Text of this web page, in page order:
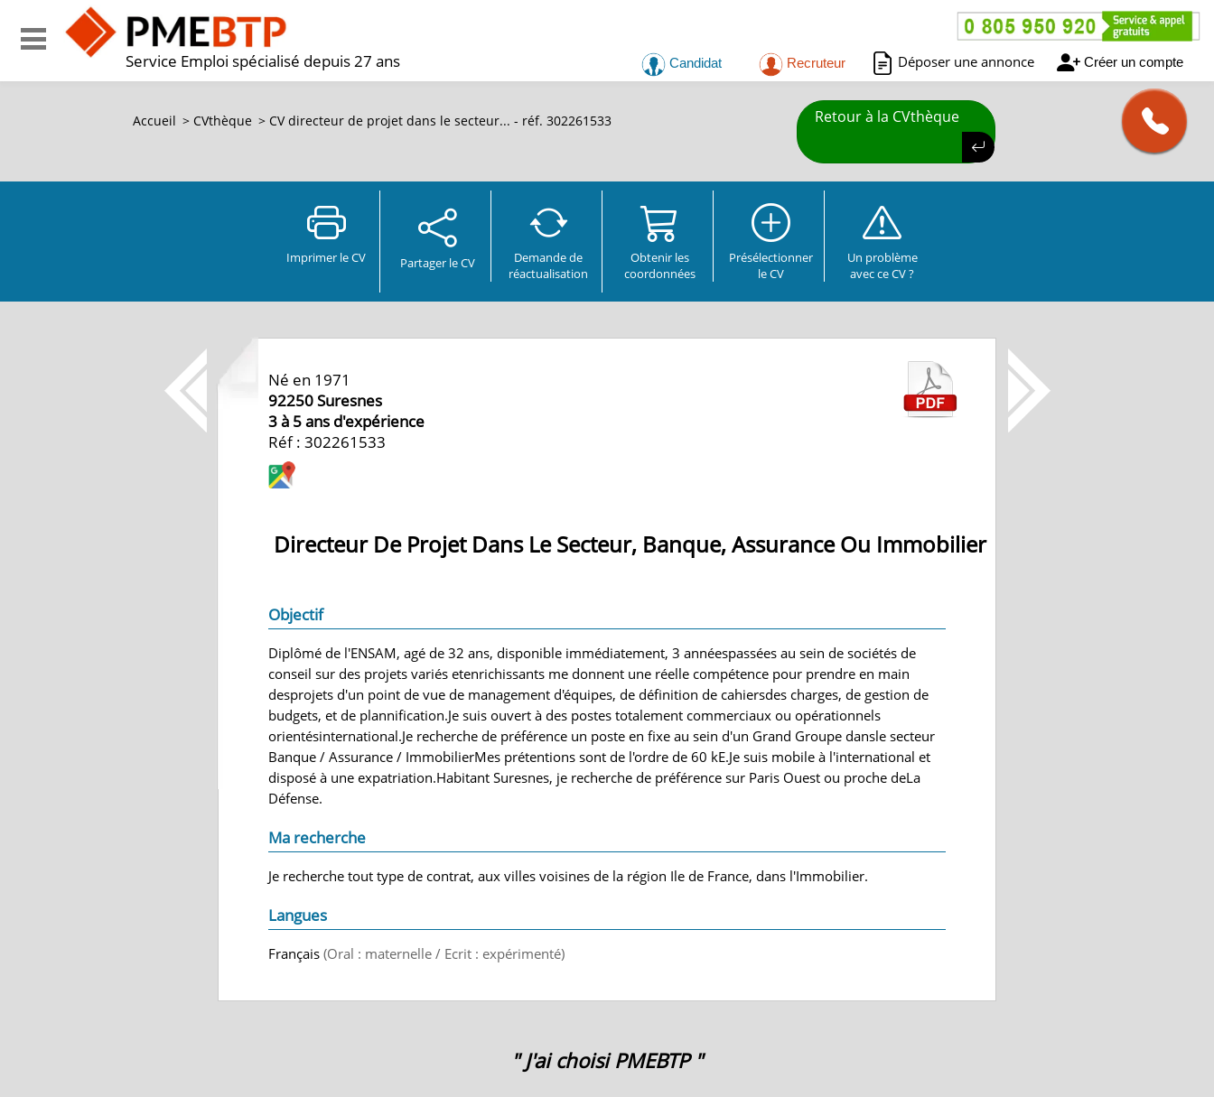
Service Emploi spécialisé depuis 27 ans Candidat Recruteur Déposer une annonce Créer un compte
Accueil > CVthèque > CVdirecteur de projet dans le secteur... - réf. 302261533 Retour à la CVthèque
Imprimer le CV Partager le CV
Demande de
réactualisation
Obtenir les
coordonnées
Présélectionner
le CV
Un problème
avec ce CV ?
Né en 1971
92250Suresnes
3 à 5 ans d'expérience
Réf : 302261533
Directeur De Projet Dans Le Secteur, Banque, Assurance Ou Immobilier
Objectif
Diplômé de l'ENSAM, agé de 32 ans, disponible immédiatement, 3 annéespassées au sein de sociétés de
conseil sur des projets variés etenrichissants me donnent une réelle compétence pour prendre en main
desprojets d'un point de vue de management d'équipes, de définition de cahiersdes charges, de gestion de
budgets, et de plannification.Je suis ouvert à des postes totalement commerciaux ou opérationnels
orientésinternational.Je recherche de préférence un poste en fixe au sein d'un Grand Groupe dansle secteur
Banque / Assurance / ImmobilierMes prétentions sont de l'ordre de 60 kE.Je suis mobile à l'international et
disposé à une expatriation.Habitant Suresnes, je recherche de préférence sur Paris Ouest ou proche deLa
Défense.
Ma recherche
Je recherche tout type de contrat, aux villes voisines de la région Ile de France, dans l'Immobilier.
Langues
Français (Oral : maternelle / Ecrit : expérimenté)
" J'ai choisi PMEBTP "